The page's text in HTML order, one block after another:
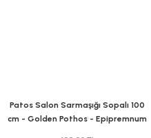
Patos Salon Sarmaşığı Sopalı 100
cm - Golden Pothos - Epipremnum